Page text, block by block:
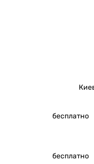
бесплатно
бесплатно